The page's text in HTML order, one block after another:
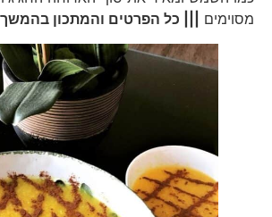
מסוימים||| כל הפרטים והמתכון בהמשך…